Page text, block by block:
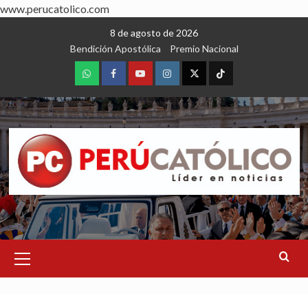
www.perucatolico.com
8 de agosto de 2026
Bendición Apostólica
Premio Nacional
WhatsAppFacebookYoutubeInstagram
X TikTok
Menu